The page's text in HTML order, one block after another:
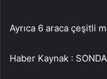
Ayrıca 6 araca çeşitli
Haber Kaynak :